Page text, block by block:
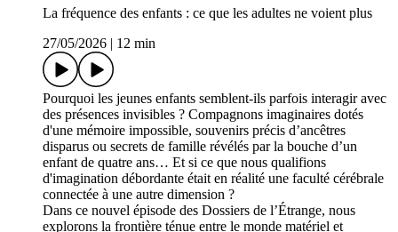
La fréquence des enfants : ce que les adultes ne voient plus
27/05/2026
12 min
Pourquoi les jeunes enfants semblent-ils parfois interagir avec
des présences invisibles ? Compagnons imaginaires dotés
d'une mémoire impossible, souvenirs précis d’ancêtres
disparus ou secrets de famille révélés par la bouche d’un
enfant de quatre ans… Et si ce que nous qualifions
d'imagination débordante était en réalité une faculté cérébrale
connectée à une autre dimension ?
Dans ce nouvel épisode des Dossiers de l’Étrange, nous
explorons la frontière ténue entre le monde matériel et